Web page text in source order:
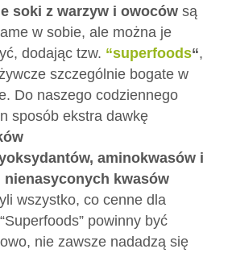
soki z warzyw i owoców są
w sobie, ale można je
dodając tzw. “superfoods“,
szczególnie bogate w
Do naszego codziennego
sposób ekstra dawkę
aminokwasów i
nienasyconych kwasów
wszystko, co cenne dla
powinny być
nie zawsze nadadzą się